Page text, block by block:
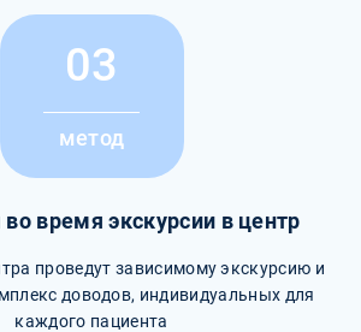
03
метод
время экскурсии в центр
проведут зависимому экскурсию и
доводов, индивидуальных для
каждого пациента